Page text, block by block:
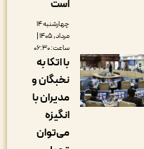
چهارشنبه ۱۴
مرداد, ۱۴۰۵ |
با اتکا به
نخبگان و
مدیران با
می‌توان